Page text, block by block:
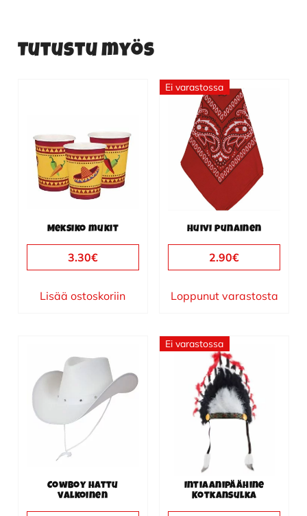
Tutustu myös
Meksiko mukit
3.30€
Lisää ostoskoriin
Ei varastossa
Huivi punainen
2.90€
Loppunut varastosta
Cowboy hattu
valkoinen
Ei varastossa
Intiaanipäähine
Kotkansulka